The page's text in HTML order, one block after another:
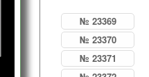
№ 23369
№ 23370
№ 23371